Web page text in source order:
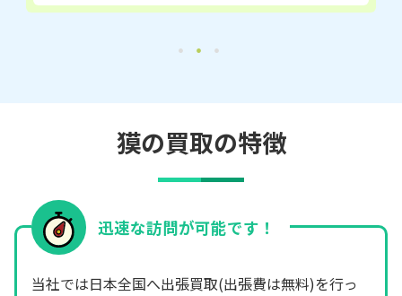
獏の買取の特徴
迅速な訪問が可能です！
当社では日本全国へ出張買取(出張費は無料)を行っ